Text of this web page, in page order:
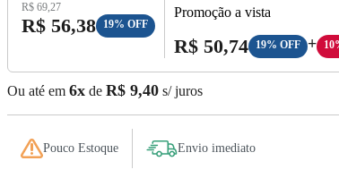
Preço Original:
R$ 69,27
Preço com Desconto:
R$ 56,38 19% OFF
Promoção a vista
Preço A Vista:
R$ 50,74 19% OFF +
Ou até em 6x de R$ 9,40 s/ juros
Pouco Estoque Envio imediato